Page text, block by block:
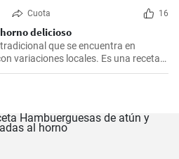
Cuota 16
delicioso
que se encuentra en
variaciones locales. Es una receta
en una pieza jugosa de lomo de
una mezcla de especias, vinagre y ajo
tierno y sabroso. Es excelente